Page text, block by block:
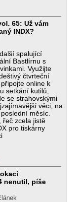
65: Už vám
INDX?
spalující
Bastlírnu s
Využijte
čtvrteční
online k
setkání kutilů,
se strahovskými
věci, na
měsíc.
řeč zcela jistě
pro tiskárny
nenutil, píše